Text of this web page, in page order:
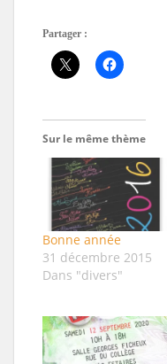
Partager :
Sur le même thème
Bonne année
31 décembre 2015
Dans "divers"